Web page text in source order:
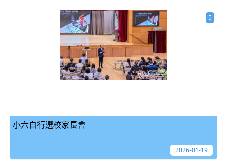
小六自行選校家長會
5
2026-01-19